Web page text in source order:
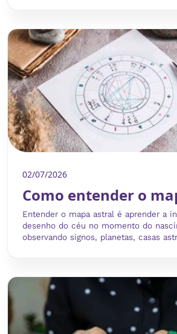
02/07/2026
Como entender o
Entender o mapa astral é aprender a
desenho do céu no momento do
observando signos, planetas, casas